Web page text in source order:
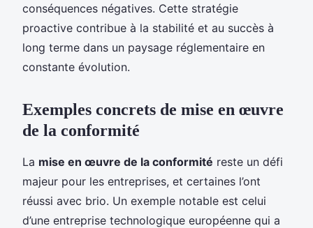
conséquences négatives. Cette stratégie
proactive contribue à la stabilité et au succès à
long terme dans un paysage réglementaire en
constante évolution.
Exemples concrets de mise en œuvre
de la conformité
La mise en œuvre de la conformité reste un défi
majeur pour les entreprises, et certaines l’ont
réussi avec brio. Un exemple notable est celui
d’une entreprise technologique européenne qui a